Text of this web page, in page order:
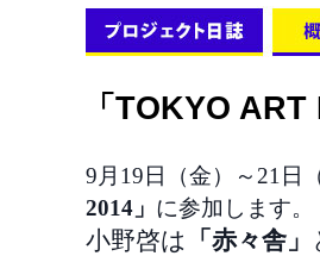
「TOKYO
9月19日（金）～21日
2014」 に参加します。
小野啓は 「赤々舎」